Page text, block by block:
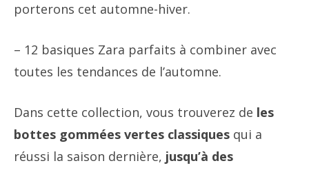
porterons cet automne-hiver.
– 12 basiques Zara parfaits à combiner avec
toutes les tendances de l’automne.
Dans cette collection, vous trouverez de les
bottes gommées vertes classiques qui a
réussi la saison dernière, jusqu’à des